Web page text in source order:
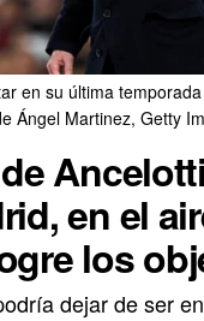
en su última
Ángel Martinez, Getty
en el
los
dejar de ser